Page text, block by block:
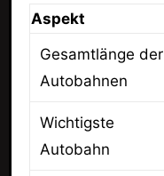
Aspekt
Gesamtlänge der
Autobahnen
Wichtigste
Autobahn